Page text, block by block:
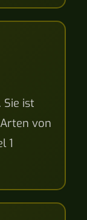
ist
von
1